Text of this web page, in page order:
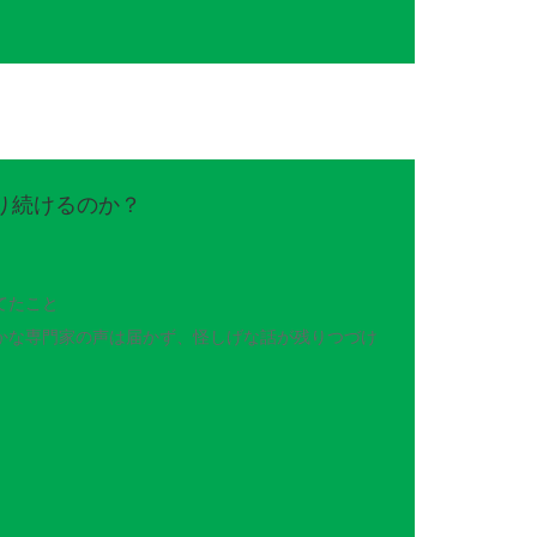
けるのか？
たこと
専門家の声は届かず、怪しげな話が残りつづけ